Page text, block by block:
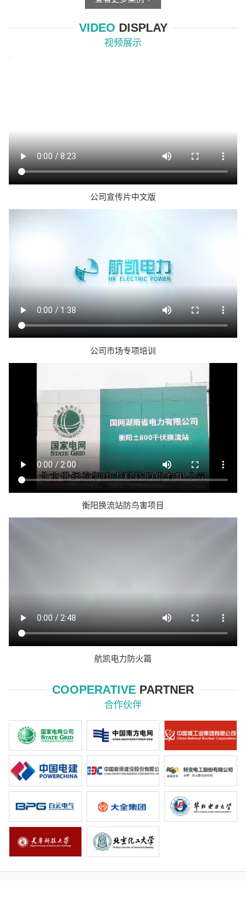
VIDEO DISPLAY
视频展示
公司宣传片中文版
公司市场专项培训
衡阳换流站防鸟害项目
航凯电力防火篇
COOPERATIVE PARTNER
合作伙伴